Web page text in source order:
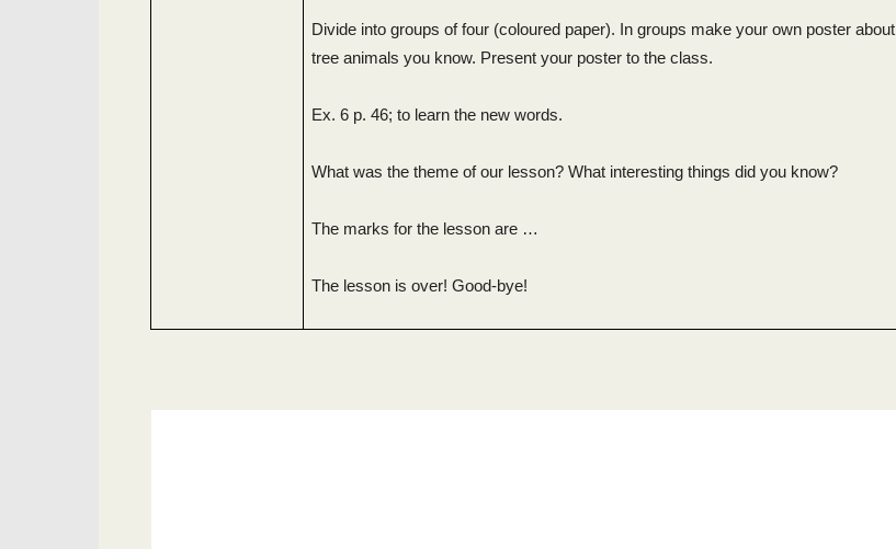
Divide into groups of four (coloured paper). In groups make your own poster about
tree animals you know. Present your poster to the class.
Ex. 6 p. 46; to learn the new words.
What was the theme of our lesson? What interesting things did you know?
The marks for the lesson are …
The lesson is over! Good-bye!